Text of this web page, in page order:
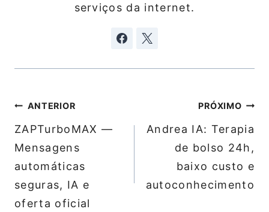
serviços da internet.
Navegação
de
Post
ANTERIOR
ZAPTurboMAX —
Mensagens
automáticas
seguras, IA e
oferta oficial
PRÓXIMO
Andrea IA: Terapia
de bolso 24h,
baixo custo e
autoconhecimento